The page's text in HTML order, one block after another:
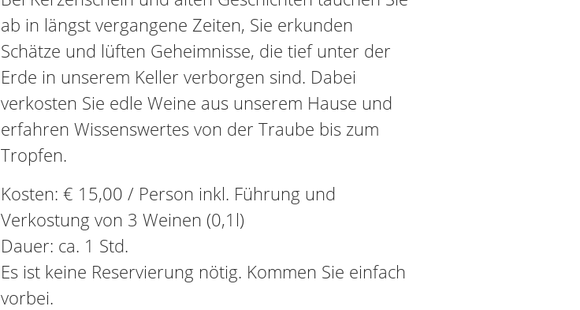
ab in längst vergangene Zeiten, Sie erkunden
Schätze und lüften Geheimnisse, die tief unter der
Erde in unserem Keller verborgen sind. Dabei
verkosten Sie edle Weine aus unserem Hause und
erfahren Wissenswertes von der Traube bis zum
Tropfen.
Kosten: € 15,00 / Person inkl. Führung und
Verkostung von 3 Weinen (0,1l)
Dauer: ca. 1 Std.
Es ist keine Reservierung nötig. Kommen Sie einfach
vorbei.